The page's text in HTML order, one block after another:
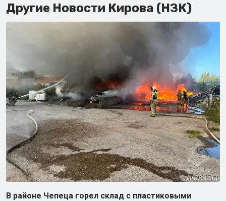
Другие Новости Кирова (НЗК)
В районе Чепеца горел склад с пластиковыми